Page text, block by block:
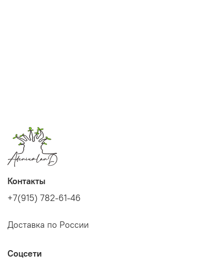
Контакты
+7(915) 782-61-46
Доставка по России
Соцсети